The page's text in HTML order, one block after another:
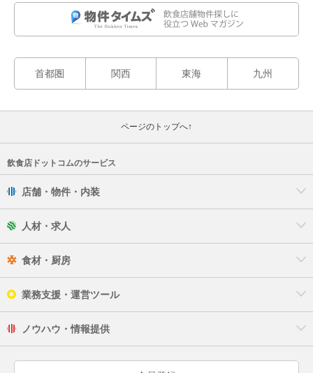
首都圏 関西 東海 九州
ページのトップへ↑
飲食店ドットコムのサービス
店舗・物件・内装
人材・求人
食材・厨房
業務支援・運営ツール
ノウハウ・情報提供